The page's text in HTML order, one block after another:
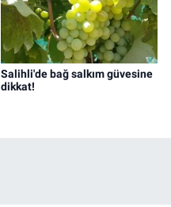
Salihli'de bağ salkım güvesine
dikkat!